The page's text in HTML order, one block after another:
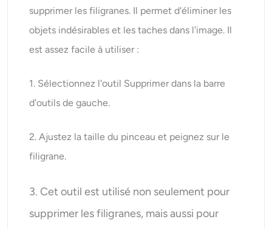
supprimer les filigranes. Il permet d'éliminer les
objets indésirables et les taches dans l'image. Il
est assez facile à utiliser :
1. Sélectionnez l'outil Supprimer dans la barre
d'outils de gauche.
2. Ajustez la taille du pinceau et peignez sur le
filigrane.
3. Cet outil est utilisé non seulement pour
supprimer les filigranes, mais aussi pour